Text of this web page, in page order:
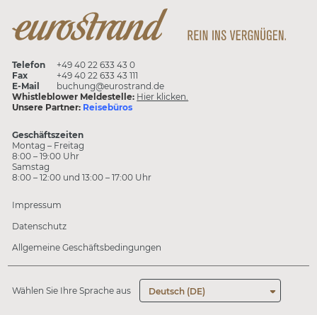
Telefon
+49 40 22 633 43 0
Fax
+49 40 22 633 43 111
E-Mail
buchung@eurostrand.de
Whistleblower Meldestelle: Hier klicken.
Unsere Partner: Reisebüros
Geschäftszeiten
Montag – Freitag
8:00 – 19:00 Uhr
Samstag
8:00 – 12:00 und 13:00 – 17:00 Uhr
Impressum
Datenschutz
Allgemeine Geschäftsbedingungen
Wählen Sie Ihre Sprache aus Deutsch (DE)